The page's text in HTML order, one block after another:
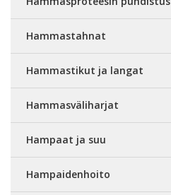
Hammastahnat
Hammastikut ja langat
Hammasväliharjat
Hampaat ja suu
Hampaidenhoito